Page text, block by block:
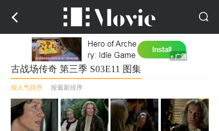
古战场传奇 第三季 S03E11 图集
按人气排序 按最新排序